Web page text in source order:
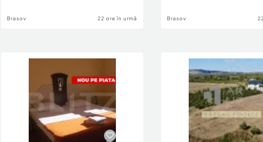
Brasov 22 ore în urmă Brasov